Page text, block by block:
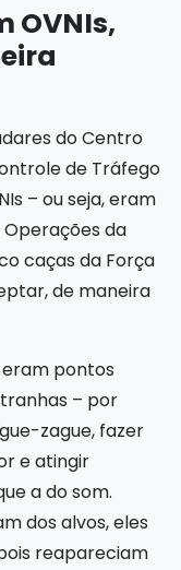
OVNIs,
do Centro
de Tráfego
– ou seja, eram
Operações da
caças da Força
de maneira
eram pontos
– por
zague, fazer
e atingir
a do som.
dos alvos, eles
reapareciam